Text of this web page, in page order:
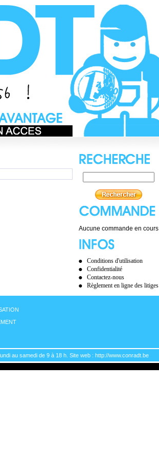
Aucune commande en cours
Conditions d'utilisation
Confidentialité
Contactez-nous
Règlement en ligne des litiges
au samedi de 9 à 18 h. Site web : http://www.conradt.be